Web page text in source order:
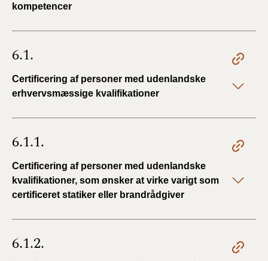
kompetencer
6.1.
Certificering af personer med udenlandske
erhvervsmæssige kvalifikationer
6.1.1.
Certificering af personer med udenlandske
kvalifikationer, som ønsker at virke varigt som
certificeret statiker eller brandrådgiver
6.1.2.